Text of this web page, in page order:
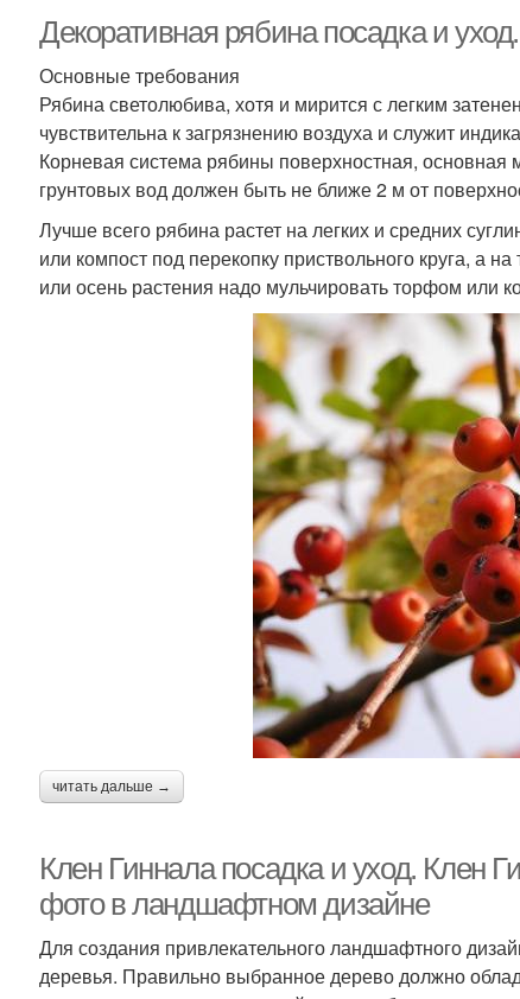
Декоративная рябина посадка и
Основные требования
Рябина светолюбива, хотя и мирится с легким
чувствительна к загрязнению воздуха и служит
Корневая система рябины поверхностная, основная
грунтовых вод должен быть не ближе 2 м от
Лучше всего рябина растет на легких и средних
или компост под перекопку приствольного круга, а
или осень растения надо мульчировать торфом или
читать дальше →
Клен Гиннала посадка и уход. Клен
фото в ландшафтном дизайне
Для создания привлекательного ландшафтного
деревья. Правильно выбранное дерево должно